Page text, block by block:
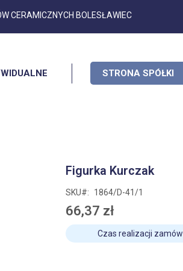
CERAMICZNYCH BOLESŁAWIEC
STRONA SPÓŁKI
Figurka Kurczak
SKU 1864/D-41/1
66,37 zł
Czas realizacji